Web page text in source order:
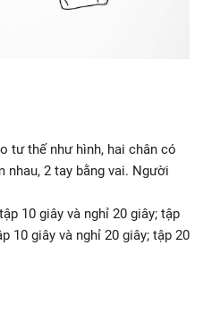
tư thế như hình, hai chân có
nhau, 2 tay bằng vai. Người
10 giây và nghỉ 20 giây; tập
10 giây và nghỉ 20 giây; tập 20